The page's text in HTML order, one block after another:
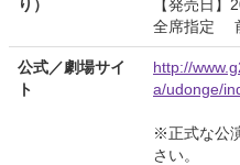
り）
【発売日】
全席指定
公式／劇場サイ
ト
http://
a/udonge/
※正式な公
さい。